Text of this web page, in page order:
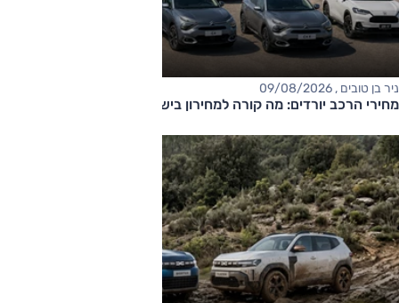
ניר בן טובים , 09/08/2026
מחירי הרכב יורדים: מה קורה למחירון בישראל?